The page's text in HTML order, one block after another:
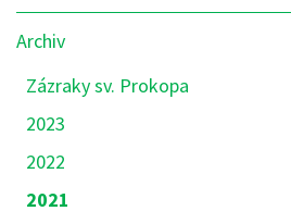
Akce
Archiv
Zázraky sv. Prokopa
2023
2022
2021